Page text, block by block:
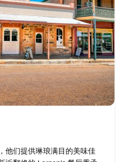
他们提供琳琅满目的美味佳